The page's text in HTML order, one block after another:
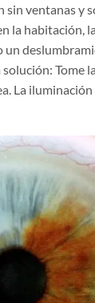
sin ventanas y
la habitación,
un
Tome
La